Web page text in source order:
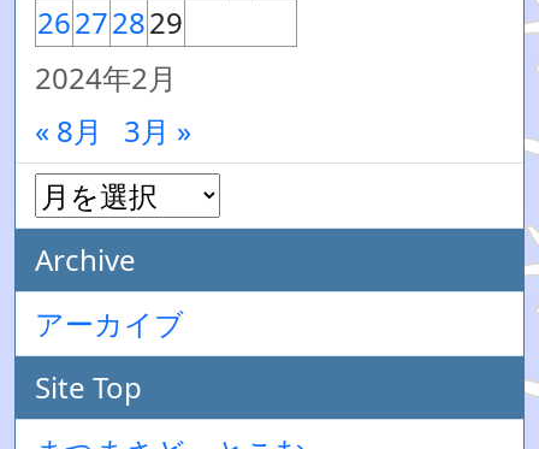
2024年2月
26272829
« 8月 3月 »
Archive
アーカイブ
Site Top